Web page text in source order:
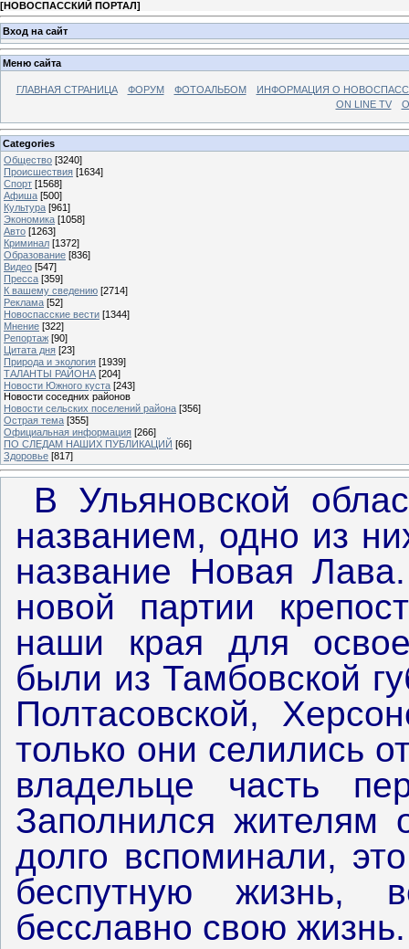
[НОВОСПАССКИЙ ПОРТАЛ]
Вход на сайт
Меню сайта
ГЛАВНАЯ СТРАНИЦА ФОРУМ ФОТОАЛЬБОМ
ИНФОРМАЦИЯ О
ON LINE TV
Categories
Общество [3240]
Происшествия [1634]
Спорт [1568]
Афиша [500]
Культура [961]
Экономика [1058]
Авто [1263]
Криминал [1372]
Образование [836]
Видео [547]
Пресса [359]
К вашему сведению [2714]
Реклама [52]
Новоспасские вести [1344]
Мнение [322]
Репортаж [90]
Цитата дня [23]
Природа и экология [1939]
ТАЛАНТЫ РАЙОНА [204]
Новости Южного куста [243]
Новости соседних районов
Новости сельских поселений района [356]
Острая тема [355]
Официальная информация [266]
ПО СЛЕДАМ НАШИХ ПУБЛИКАЦИЙ [66]
Здоровье [817]
В Ульяновской
названием, одно из
название Новая
новой партии
наши края для
были из Тамбовской
Полтасовской,
только они селились
владельце часть
Заполнился жителям
долго вспоминали,
беспутную жизнь,
бесславно свою жизнь.